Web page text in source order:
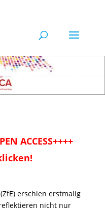
ACCESS++++
erschien erstmalig
nicht nur